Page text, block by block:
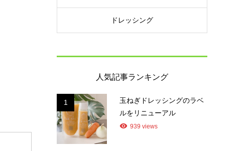
ドレッシング
人気記事ランキング
1
玉ねぎドレッシングのラベ
ルをリニューアル
939 views